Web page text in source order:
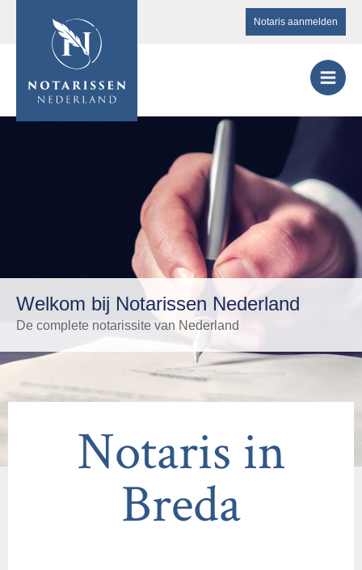
Notaris aanmelden
Welkom bij Notarissen Nederland
De complete notarissite van Nederland
Notaris in
Breda